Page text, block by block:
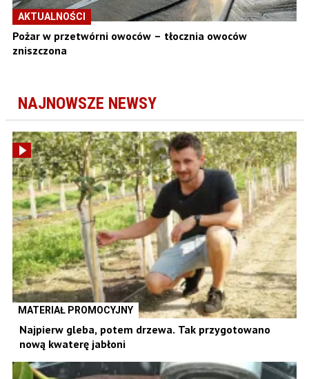
AKTUALNOŚCI
Pożar w przetwórni owoców – tłocznia owoców
zniszczona
NAJNOWSZE NEWSY
MATERIAŁ PROMOCYJNY
Najpierw gleba, potem drzewa. Tak przygotowano
nową kwaterę jabłoni